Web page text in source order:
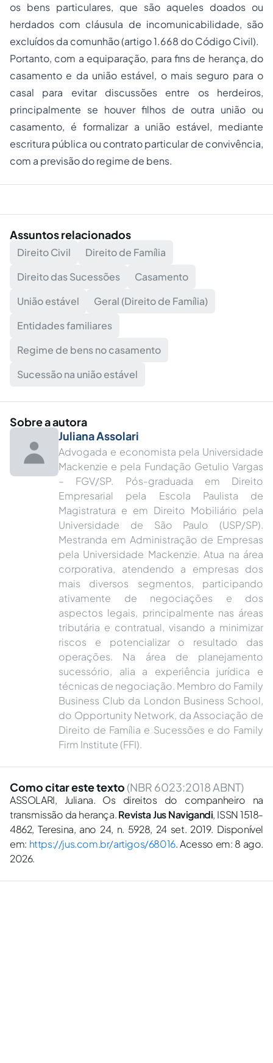
os bens particulares, que são aqueles doados ou
herdados com cláusula de incomunicabilidade, são
excluídos da comunhão (artigo 1.668 do Código Civil).
Portanto, com a equiparação, para fins de herança, do
casamento e da união estável, o mais seguro para o
casal para evitar discussões entre os herdeiros,
principalmente se houver filhos de outra união ou
casamento, é formalizar a união estável, mediante
escritura pública ou contrato particular de convivência,
com a previsão do regime de bens.
Assuntos relacionados
Direito Civil
Direito de Família
Direito das Sucessões
Casamento
União estável
Geral (Direito de Família)
Entidades familiares
Regime de bens no casamento
Sucessão na união estável
Sobre a autora
Juliana Assolari
Advogada e economista pela Universidade
Mackenzie e pela Fundação Getulio Vargas
– FGV/SP. Pós-graduada em Direito
Empresarial pela Escola Paulista de
Magistratura e em Direito Mobiliário pela
Universidade de São Paulo (USP/SP).
Mestranda em Administração de Empresas
pela Universidade Mackenzie. Atua na área
corporativa, atendendo a empresas dos
mais diversos segmentos, participando
ativamente de negociações e dos
aspectos legais, principalmente nas áreas
tributária e contratual, visando a minimizar
riscos e potencializar o resultado das
operações. Na área de planejamento
sucessório, alia a experiência jurídica e
técnicas de negociação. Membro do Family
Business Club da London Business School,
do Opportunity Network, da Associação de
Direito de Família e Sucessões e do Family
Firm Institute (FFI).
Como citar este texto (NBR 6023:2018 ABNT)
ASSOLARI, Juliana. Os direitos do companheiro na
transmissão da herança.Revista Jus Navigandi, ISSN 1518-
4862, Teresina, ano 24, n. 5928, 24 set. 2019. Disponível
em: https://jus.com.br/artigos/68016. Acesso em: 8 ago.
2026.